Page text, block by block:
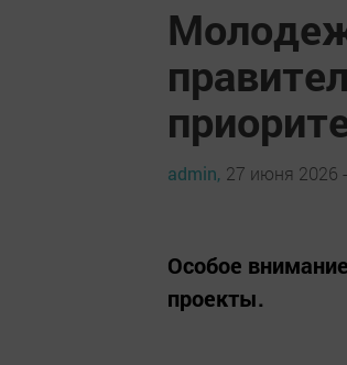
admin, 27 июня 2026
Особое
проекты.